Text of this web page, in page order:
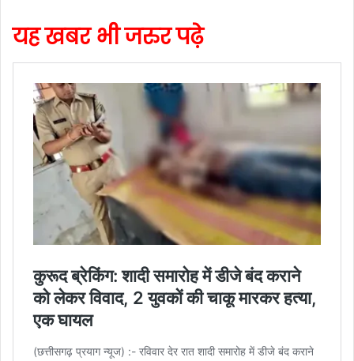
यह खबर भी जरुर पढ़े